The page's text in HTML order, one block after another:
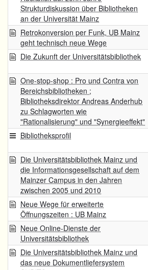
Strukturdiskussion über Bibliotheken
an der Universität Mainz
Retrokonversion per Funk, UB Mainz
geht technisch neue Wege
Die Zukunft der Universitätsbibliothek
One-stop-shop : Pro und Contra von
Bereichsbibliotheken ;
Bibliotheksdirektor Andreas Anderhub
zu Schlagworten wie
"Rationalisierung" und "Synergieeffekt"
Bibliotheksprofil
Die Universitätsbibliothek Mainz und
die Informationsgesellschaft auf dem
Mainzer Campus in den Jahren
zwischen 2005 und 2010
Neue Wege für erweiterte
Öffnungszeiten : UB Mainz
Neue Online-Dienste der
Universitätsbibliothek
Die Universitätsbibliothek Mainz und
das neue Dokumentliefersystem